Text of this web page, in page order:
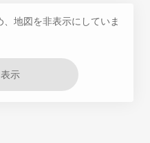
地図を非表示にしていま
示